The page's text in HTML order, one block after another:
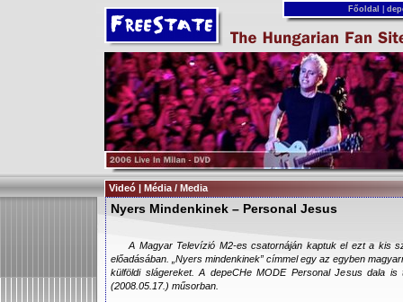
Főoldal
Videó | Média / Media
Nyers Mindenkinek – Personal Jesus
A Magyar Televízió M2-es csatornáján kaptuk el ezt a kis
előadásában. „Nyers mindenkinek” címmel egy az egyben
külföldi slágereket. A depeCHe MODE Personal Jesus dala
(2008.05.17.) műsorban.